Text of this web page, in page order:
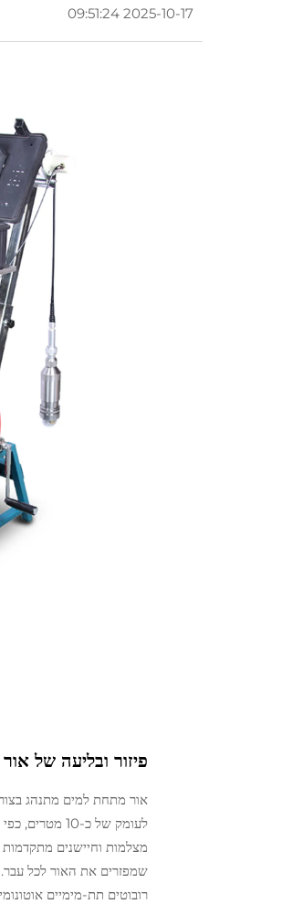
2025-10-17 09:51:24
פיזור ובליעה של
מצלמות וחיישנים
שמפזרים את האור לכל עבר.
רובוטים תת-מימיים